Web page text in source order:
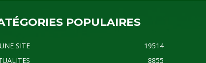
POPULAIRES
SITE
19514
8855